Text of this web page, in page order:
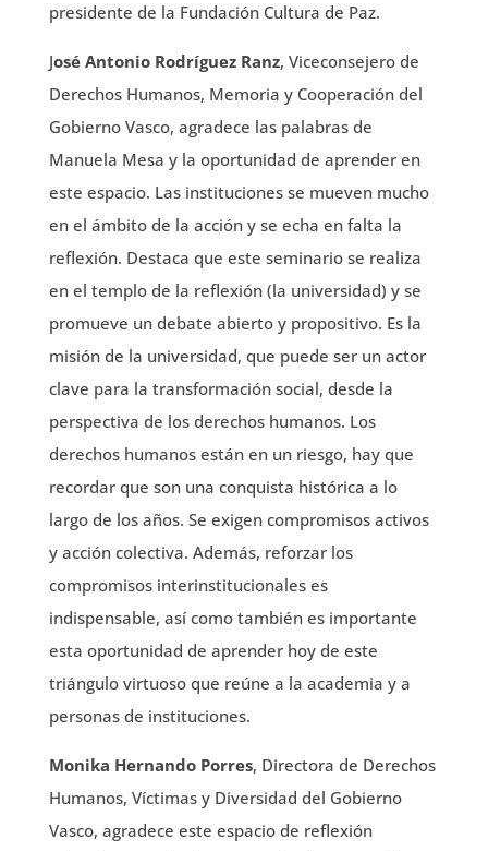
presidente de la Fundación Cultura de Paz.
José Antonio Rodríguez Ranz, Viceconsejero de
Derechos Humanos, Memoria y Cooperación del
Gobierno Vasco, agradece las palabras de
Manuela Mesa y la oportunidad de aprender en
este espacio. Las instituciones se mueven mucho
en el ámbito de la acción y se echa en falta la
reflexión. Destaca que este seminario se realiza
en el templo de la reflexión (la universidad) y se
promueve un debate abierto y propositivo. Es la
misión de la universidad, que puede ser un actor
clave para la transformación social, desde la
perspectiva de los derechos humanos. Los
derechos humanos están en un riesgo, hay que
recordar que son una conquista histórica a lo
largo de los años. Se exigen compromisos activos
y acción colectiva. Además, reforzar los
compromisos interinstitucionales es
indispensable, así como también es importante
esta oportunidad de aprender hoy de este
triángulo virtuoso que reúne a la academia y a
personas de instituciones.
Monika Hernando Porres, Directora de Derechos
Humanos, Víctimas y Diversidad del Gobierno
Vasco, agradece este espacio de reflexión